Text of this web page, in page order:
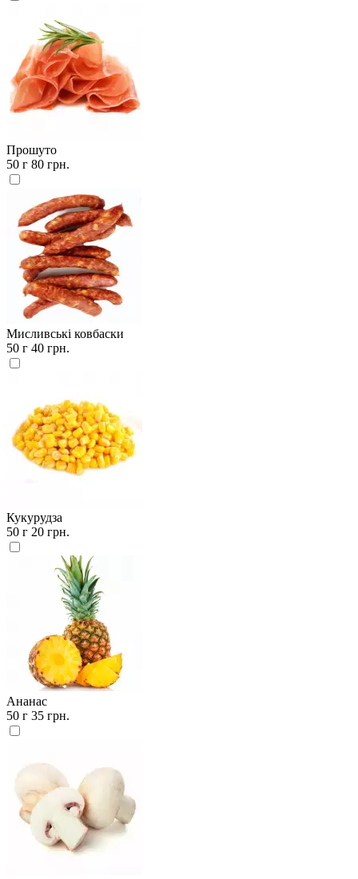
Прошуто
50 г 80 грн.
Мисливські ковбаски
50 г 40 грн.
Кукурудза
50 г 20 грн.
Ананас
50 г 35 грн.